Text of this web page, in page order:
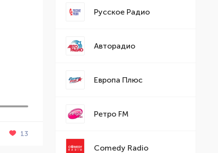
13
Русское Радио
Авторадио
Европа Плюс
Ретро FM
Comedy Radio